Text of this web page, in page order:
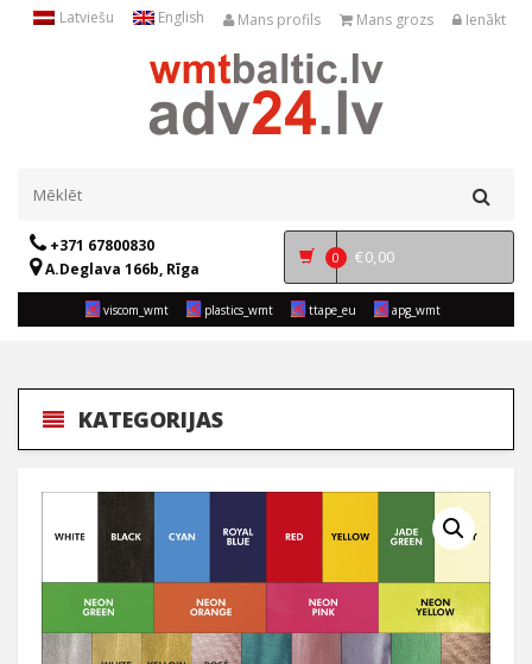
Latviešu English Mans profils Mans grozs Ienākt
+371 67800830
A.Deglava 166b, Rīga
0 €0,00
viscom_wmt plastics_wmt ttape_eu apg_wmt
KATEGORIJAS